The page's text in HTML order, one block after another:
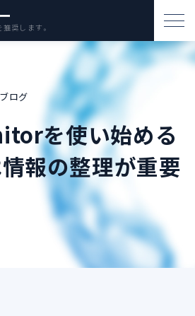
奨します。
パートナー支援
資料ダウンロード
お問い合わせ
Azureとは
AWS比較
ログ
を使い始める
報の整理が重要